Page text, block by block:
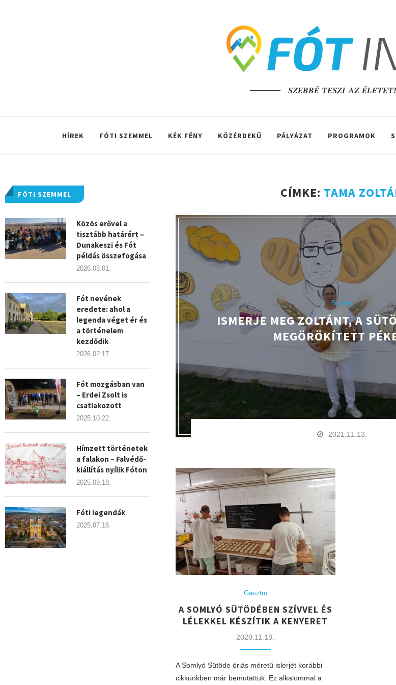
SZEBBÉ TESZI AZ ÉLETET!
HÍREK FÓTI SZEMMEL KÉK FÉNY KÖZÉRDEKŰ PÁLYÁZAT PROGRAMOK
CÍMKE: TAMA
Színes
ISMERJE MEG ZOLTÁNT, A
MEGÖRÖKÍTETT
2021.11.13.
Gasztro
A SOMLYÓ SÜTÖDÉBEN SZÍVVEL ÉS
LÉLEKKEL KÉSZÍTIK A KENYERET
2020.11.18.
A Somlyó Sütöde óriás méretű islerjét korábbi
cikkünkben már bemutattuk. Ez alkalommal a
FÓTI SZEMMEL
Közös erővel a
tisztább határért –
Dunakeszi és Fót
példás összefogása
2026.03.01.
Fót nevének
eredete: ahol a
legenda véget ér és
a történelem
kezdődik
2026.02.17.
Fót mozgásban van
– Erdei Zsolt is
csatlakozott
2025.10.22.
Hímzett történetek
a falakon – Falvédő-
kiállítás nyílik Fóton
2025.09.18.
Fóti legendák
2025.07.16.